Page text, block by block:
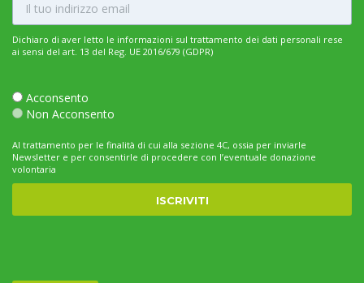
Dichiaro di aver letto le informazioni sul trattamento dei dati personali rese
ai sensi del art. 13 del Reg. UE 2016/679 (GDPR)
Acconsento
Non Acconsento
Al trattamento per le finalità di cui alla sezione 4C, ossia per inviarle
Newsletter e per consentirle di procedere con l’eventuale donazione
volontaria